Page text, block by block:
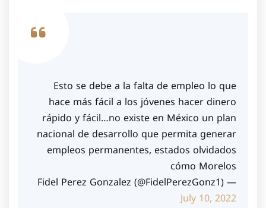
Esto se debe a la falta de empleo lo que
hace más fácil a los jóvenes hacer dinero
rápido y fácil…no existe en México un plan
nacional de desarrollo que permita generar
empleos permanentes, estados olvidados
cómo Morelos
— Fidel Perez Gonzalez (@FidelPerezGonz1)
July 10, 2022